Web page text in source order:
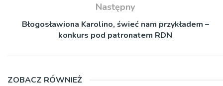
Następny
Błogosławiona Karolino, świeć nam przykładem –
konkurs pod patronatem RDN
ZOBACZ RÓWNIEŻ